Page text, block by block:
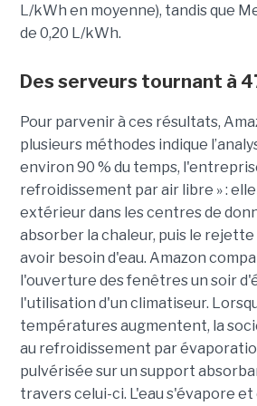
L/kWh en moyenne), tandis que
de 0,20 L/kWh.
Des serveurs tournant à
Pour parvenir à ces résultats,
plusieurs méthodes indique
environ 90 % du temps,
refroidissement par air libre » :
extérieur dans les centres de
absorber la chaleur, puis le
avoir besoin d'eau. Amazon
l'ouverture des fenêtres un soir
l'utilisation d'un climatiseur.
températures augmentent, la
au refroidissement par
pulvérisée sur un support
travers celui-ci. L'eau s'évapore